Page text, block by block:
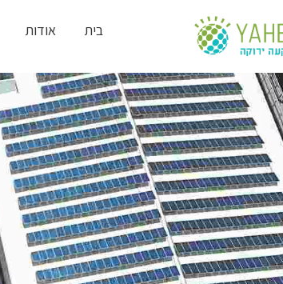
בית אודות